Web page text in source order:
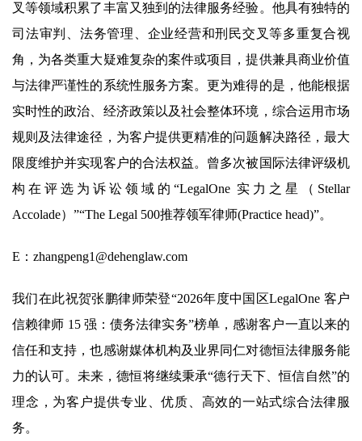
叉等领域积累了丰富又独到的法律服务经验。他具有独特的
司法审判、法务管理、企业经营和刑民交叉等多重复合视
角，为各类重大疑难复杂的案件或项目，提供兼具商业价值
与法律严谨性的系统性服务方案。更为难得的是，他能根据
实时性的政治、经济政策以及社会整体环境，综合运用市场
规则及法律途径，为客户提供更精准的问题解决路径，最大
限度维护并实现客户的合法权益。曾多次被国际法律评级机
构在评选为诉讼领域的“LegalOne 实力之星（Stellar
Accolade）”“The Legal 500推荐领军律师(Practice head)”。
E：zhangpeng1@dehenglaw.com
我们在此祝贺张鹏律师荣登“2026年度中国区LegalOne 客户
信赖律师 15 强：债务法律实务”榜单，感谢客户一直以来的
信任和支持，也感谢媒体机构及业界同仁对德恒法律服务能
力的认可。未来，德恒将继续秉承“德行天下、恒信自然”的
理念，为客户提供专业、优质、高效的一站式综合法律服
务。